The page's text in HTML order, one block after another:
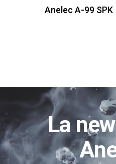
Anelec A-99 SPK
La